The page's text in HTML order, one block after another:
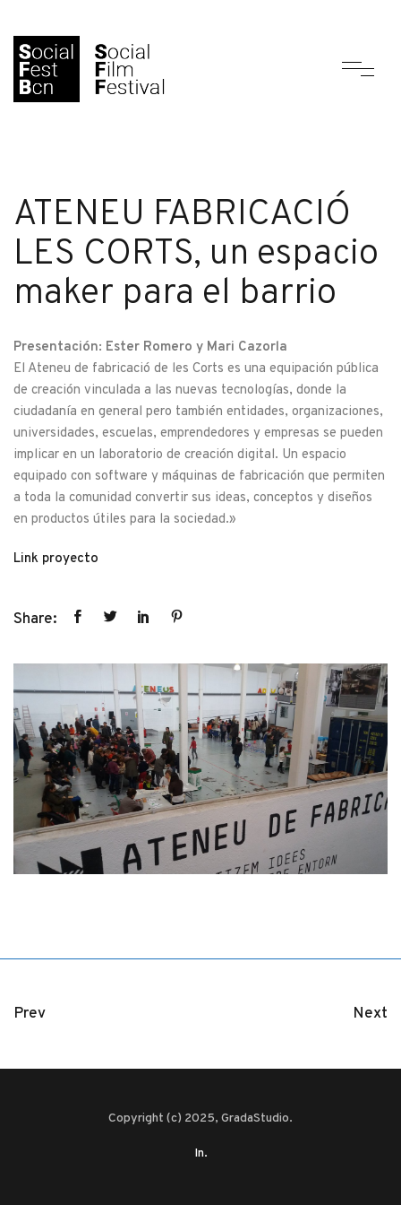
ATENEU FABRICACIÓ
LES CORTS, un espacio
maker para el barrio
Presentación: Ester Romero y Mari Cazorla
El Ateneu de fabricació de les Corts es una equipación pública
de creación vinculada a las nuevas tecnologías, donde la
ciudadanía en general pero también entidades, organizaciones,
universidades, escuelas, emprendedores y empresas se pueden
implicar en un laboratorio de creación digital. Un espacio
equipado con software y máquinas de fabricación que permiten
a toda la comunidad convertir sus ideas, conceptos y diseños
en productos útiles para la sociedad.»
Link proyecto
Share:
Prev Next
Copyright (c) 2025, GradaStudio.
In.